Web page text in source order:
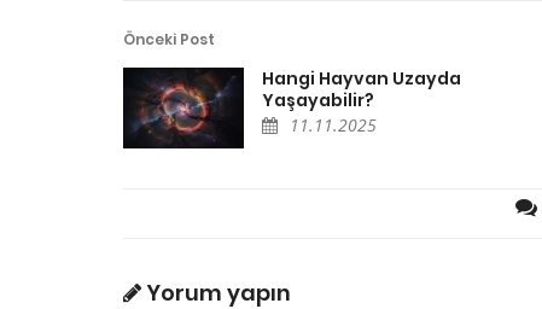
Önceki Post
Hangi Hayvan Uzayda
Yaşayabilir?
11.11.2025
Yorum yapın